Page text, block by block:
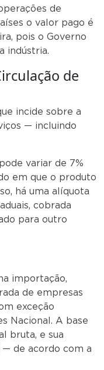
de
o valor pago é
pois o Governo
indústria.
de
incide sobre a
— incluindo
variar de 7%
em que o produto
há uma alíquota
cobrada
para outro
importação,
de empresas
exceção
Nacional. A base
bruta, e sua
— de acordo com a